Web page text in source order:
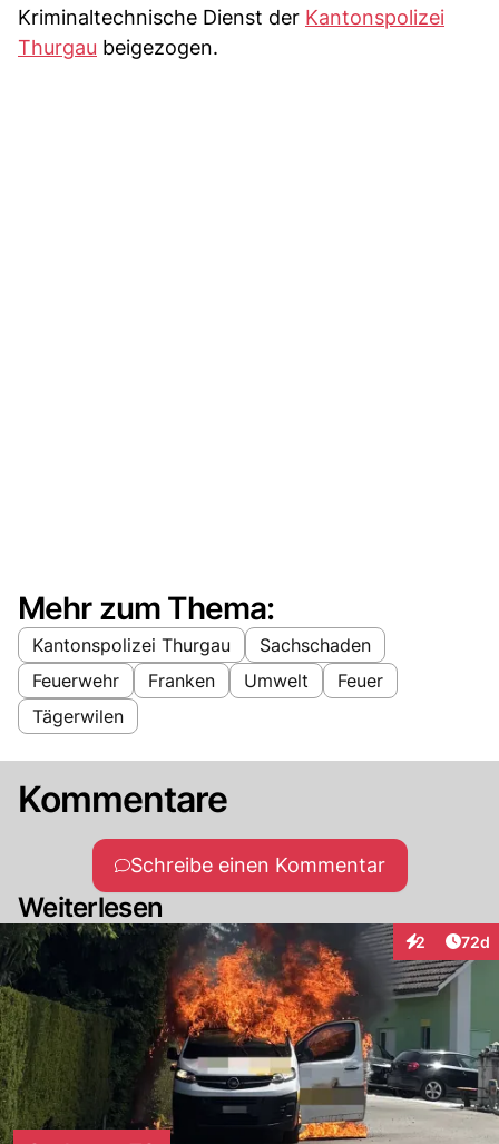
Kriminaltechnische Dienst der Kantonspolizei
Thurgau beigezogen.
Mehr zum Thema:
Kantonspolizei Thurgau
Sachschaden
Feuerwehr
Franken Umwelt
Feuer
Tägerwilen
Kommentare
Schreibe einen Kommentar
Weiterlesen
2
Interaktionen
72d